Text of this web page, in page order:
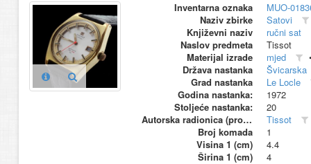
Inventarna oznaka
MUO-
Naziv zbirke
Satovi
Književni naziv
ručni sat
Naslov predmeta
Tissot
Materijal izrade
mjed
Država nastanka
Švicarska
Grad nastanka
Le Locle
Godina nastanka:
1972
Stoljeće nastanka:
20
Autorska radionica (proizvođač)
Tissot
Broj komada
1
Visina 1 (cm)
4.4
Širina 1 (cm)
4